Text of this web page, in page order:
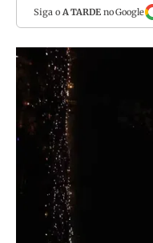
Siga o A TARDEno Google